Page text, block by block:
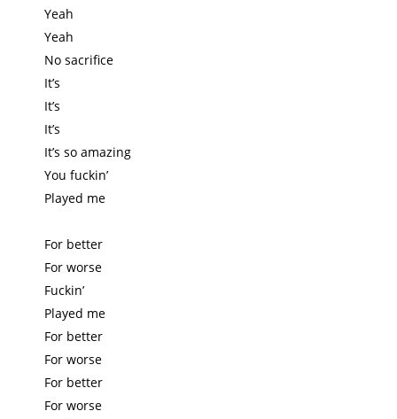
Yeah
Yeah
No sacrifice
It’s
It’s
It’s
It’s so amazing
You fuckin’
Played me
For better
For worse
Fuckin’
Played me
For better
For worse
For better
For worse